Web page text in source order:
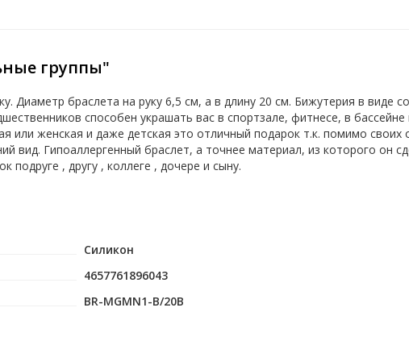
группы"
браслета на руку 6,5 см, а в длину 20 см. Бижутерия в виде
способен украшать вас в спортзале, фитнесе, в
женская и даже детская это отличный подарок т.к. помимо своих
вид. Гипоаллергенный браслет, а точнее материал, из которого он
подруге , другу , коллеге , дочере и сыну.
Силикон
4657761896043
BR-MGMN1-B/20B